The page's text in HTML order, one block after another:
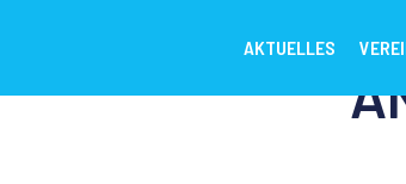
AKTUELLES